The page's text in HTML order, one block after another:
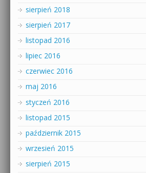
sierpień 2018
sierpień 2017
listopad 2016
lipiec 2016
czerwiec 2016
maj 2016
styczeń 2016
listopad 2015
październik 2015
wrzesień 2015
sierpień 2015